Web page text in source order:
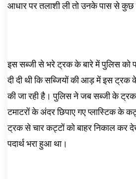
आधार पर तलाशी ली तो उनके पास से कुछ
इस सब्जी से भरे ट्रक के बारे में पुलिस को
दी दी थी कि सब्जियों की आड़ में इस ट्रक
की जा रही है। पुलिस ने जब सब्जी के
टमाटरों के अंदर छिपाए गए प्लास्टिक के
ट्रक से चार कट्टों को बाहर निकाल कर
पदार्थ भरा हुआ था।